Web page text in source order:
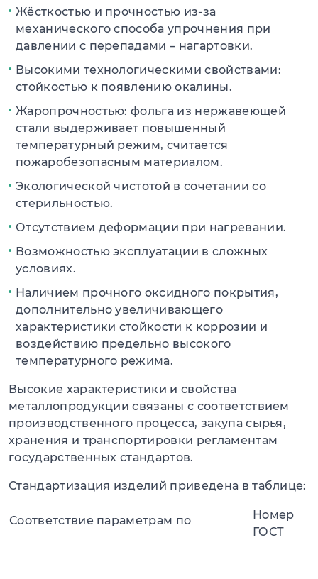
Жёсткостью и прочностью из-за
механического способа упрочнения при
давлении с перепадами – нагартовки.
Высокими технологическими свойствами:
стойкостью к появлению окалины.
Жаропрочностью: фольга из нержавеющей
стали выдерживает повышенный
температурный режим, считается
пожаробезопасным материалом.
Экологической чистотой в сочетании со
стерильностью.
Отсутствием деформации при нагревании.
Возможностью эксплуатации в сложных
условиях.
Наличием прочного оксидного покрытия,
дополнительно увеличивающего
характеристики стойкости к коррозии и
воздействию предельно высокого
температурного режима.
Высокие характеристики и свойства
металлопродукции связаны с соответствием
производственного процесса, закупа сырья,
хранения и транспортировки регламентам
государственных стандартов.
Стандартизация изделий приведена в таблице:
Соответствие параметрам по
Номер
ГОСТ